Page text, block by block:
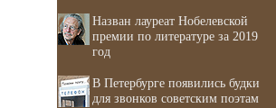
Назван лауреат Нобелевской
премии по литературе за 2019
год
В Петербурге появились будки
для звонков советским поэтам